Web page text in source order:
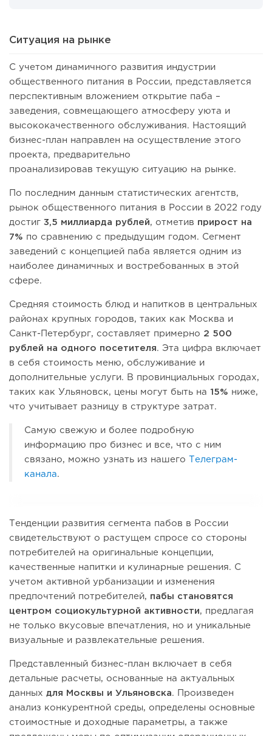
Ситуация на рынке
С учетом динамичного развития индустрии
общественного питания в России, представляется
перспективным вложением открытие паба –
заведения, совмещающего атмосферу уюта и
высококачественного обслуживания. Настоящий
бизнес-план направлен на осуществление этого
проекта, предварительно
проанализировав текущую ситуацию на рынке.
По последним данным статистических агентств,
рынок общественного питания в России в 2022 году
достиг 3,5 миллиарда рублей, отметив прирост на
7% по сравнению с предыдущим годом. Сегмент
заведений с концепцией паба является одним из
наиболее динамичных и востребованных в этой
сфере.
Средняя стоимость блюд и напитков в центральных
районах крупных городов, таких как Москва и
Санкт-Петербург, составляет примерно 2 500
рублей на одного посетителя. Эта цифра включает
в себя стоимость меню, обслуживание и
дополнительные услуги. В провинциальных городах,
таких как Ульяновск, цены могут быть на 15% ниже,
что учитывает разницу в структуре затрат.
Самую свежую и более подробную
информацию про бизнес и все, что с ним
связано, можно узнать из нашего
Телеграм-
канала.
Тенденции развития сегмента пабов в России
свидетельствуют о растущем спросе со стороны
потребителей на оригинальные концепции,
качественные напитки и кулинарные решения. С
учетом активной урбанизации и изменения
предпочтений потребителей, пабы становятся
центром социокультурной активности, предлагая
не только вкусовые впечатления, но и уникальные
визуальные и развлекательные решения.
Представленный бизнес-план включает в себя
детальные расчеты, основанные на актуальных
данных для Москвы и Ульяновска. Произведен
анализ конкурентной среды, определены основные
стоимостные и доходные параметры, а также